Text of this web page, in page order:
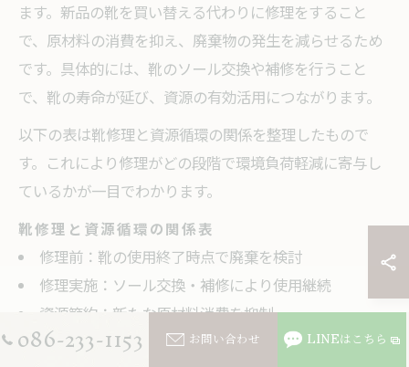
ます。新品の靴を買い替える代わりに修理をすること
で、原材料の消費を抑え、廃棄物の発生を減らせるため
です。具体的には、靴のソール交換や補修を行うこと
で、靴の寿命が延び、資源の有効活用につながります。
以下の表は靴修理と資源循環の関係を整理したもので
す。これにより修理がどの段階で環境負荷軽減に寄与し
ているかが一目でわかります。
靴修理と資源循環の関係表
修理前：靴の使用終了時点で廃棄を検討
修理実施：ソール交換・補修により使用継続
資源節約：新たな原材料消費を抑制
廃棄物削減：不要な靴の廃棄回避
086-233-1153 お問い合わせ LINEはこちら